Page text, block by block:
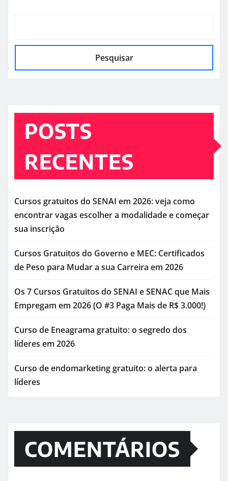
Pesquisar
POSTS
RECENTES
Cursos gratuitos do SENAI em 2026: veja como
encontrar vagas escolher a modalidade e começar
sua inscrição
Cursos Gratuitos do Governo e MEC: Certificados
de Peso para Mudar a sua Carreira em 2026
Os 7 Cursos Gratuitos do SENAI e SENAC que Mais
Empregam em 2026 (O #3 Paga Mais de R$ 3.000!)
Curso de Eneagrama gratuito: o segredo dos
líderes em 2026
Curso de endomarketing gratuito: o alerta para
líderes
COMENTÁRIOS